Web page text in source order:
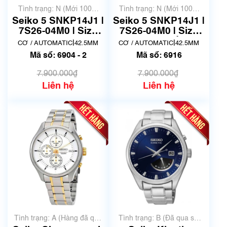
Tình trạng: N (Mới 100%
chưa qua sử dụng)
Seiko 5 SNKP14J1 |
7S26-04M0 | Size
42mm
CƠ / AUTOMATIC 42.5MM
Mã số: 6904 - 2
7.900.000₫
Liên hệ
Tình trạng: N (Mới 100%
chưa qua sử dụng)
Seiko 5 SNKP14J1 |
7S26-04M0 | Size
42mm | Mã số 6916
CƠ / AUTOMATIC 42.5MM
Mã số: 6916
7.900.000₫
Liên hệ
Tình trạng: A (Hàng đã qua
Tình trạng: B (Đã qua sử